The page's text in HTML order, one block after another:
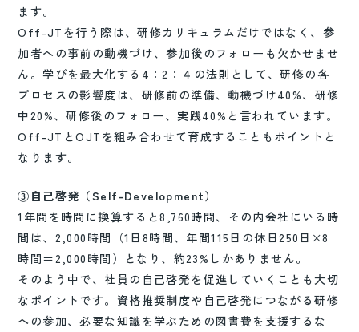
ます。
Off-JTを行う際は、研修カリキュラムだけではなく、参
加者への事前の動機づけ、参加後のフォローも欠かせませ
ん。学びを最大化する4：2：４の法則として、研修の各
プロセスの影響度は、研修前の準備、動機づけ40%、研修
中20%、研修後のフォロー、実践40%と言われています。
Off-JTとOJTを組み合わせて育成することもポイントと
なります。
③自己啓発（Self-Development）
1年間を時間に換算すると8,760時間、その内会社にいる時
間は、2,000時間（1日8時間、年間115日の休日250日×8
時間＝2,000時間）となり、約23%しかありません。
そのよう中で、社員の自己啓発を促進していくことも大切
なポイントです。資格推奨制度や自己啓発につながる研修
への参加、必要な知識を学ぶための図書費を支援するな